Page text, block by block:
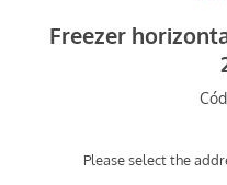
Freezer
Please select the